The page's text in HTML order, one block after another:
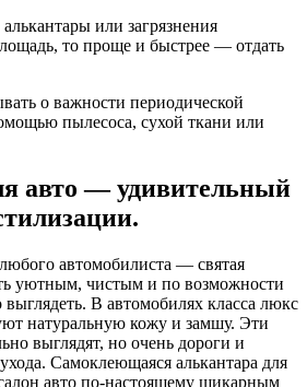
или загрязнения
то проще и быстрее — отдать
о важности периодической
пылесоса, сухой ткани или
авто — удивительный
автомобилиста — святая
уютным, чистым и по возможности
В автомобилях класса люкс
натуральную кожу и замшу. Эти
выглядят, но очень дороги и
Самоклеющаяся алькантара для
авто по-настоящему шикарным